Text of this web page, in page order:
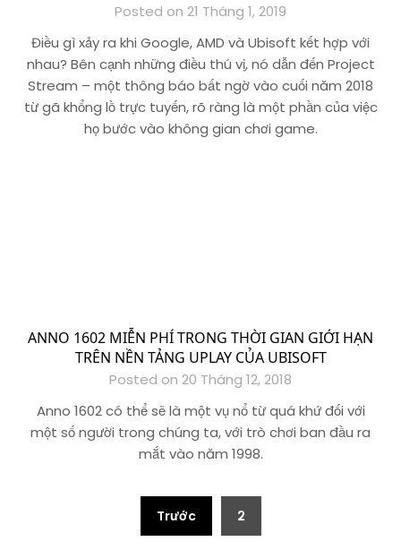
Posted on 21 Tháng 1, 2019
Điều gì xảy ra khi Google, AMD và Ubisoft kết hợp với
nhau? Bên cạnh những điều thú vị, nó dẫn đến Project
Stream – một thông báo bất ngờ vào cuối năm 2018
từ gã khổng lồ trực tuyến, rõ ràng là một phần của việc
họ bước vào không gian chơi game.
ANNO 1602 MIỄN PHÍ TRONG THỜI GIAN GIỚI HẠN
TRÊN NỀN TẢNG UPLAY CỦA UBISOFT
Posted on 20 Tháng 12, 2018
Anno 1602 có thể sẽ là một vụ nổ từ quá khứ đối với
một số người trong chúng ta, với trò chơi ban đầu ra
mắt vào năm 1998.
Trước 2